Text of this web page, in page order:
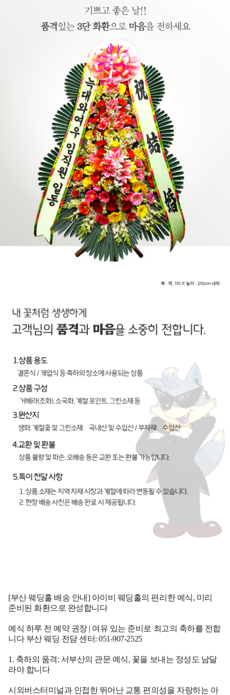
[부산 웨딩홀 배송 안내] 아이비 웨딩홀의 편리한 예식, 미리
준비된 화환으로 완성합니다
예식 하루 전 예약 권장 | 여유 있는 준비로 최고의 축하를 전합
니다 부산 웨딩 전담 센터: 051-907-2525
1. 축하의 품격: 서부산의 관문 예식, 꽃을 보내는 정성도 남달
라야 합니다
시외버스터미널과 인접한 뛰어난 교통 편의성을 자랑하는 아